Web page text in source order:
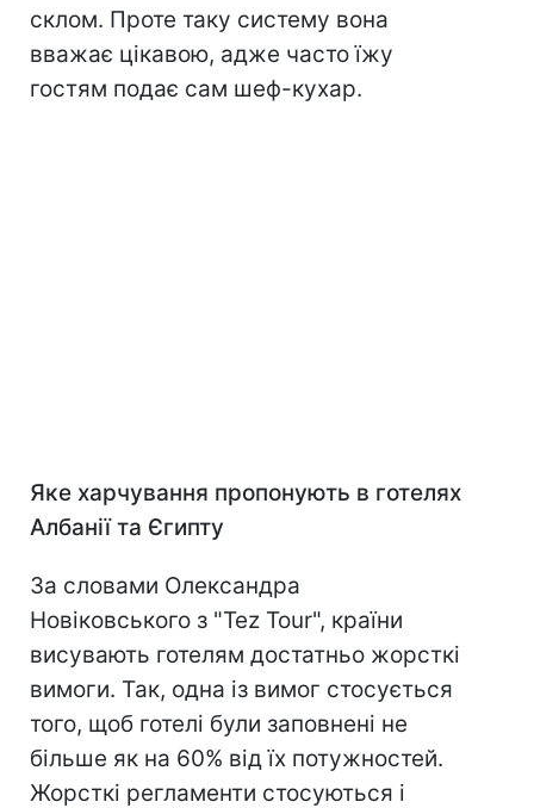
склом. Проте таку систему вона
вважає цікавою, адже часто їжу
гостям подає сам шеф-кухар.
Яке харчування пропонують в готелях
Албанії та Єгипту
За словами Олександра
Новіковського з "Tez Tour", країни
висувають готелям достатньо жорсткі
вимоги. Так, одна із вимог стосується
того, щоб готелі були заповнені не
більше як на 60% від їх потужностей.
Жорсткі регламенти стосуються і